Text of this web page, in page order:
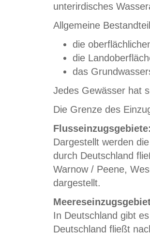
unterirdisches
Allgemeine
die
die
das
Jedes Gewässer hat
Die Grenze des
Dargestellt werden
durch Deutschland
Warnow / Peene,
dargestellt.
In Deutschland gibt
Deutschland fließt